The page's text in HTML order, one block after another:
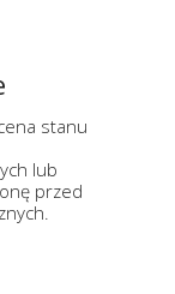
stanu
lub
przed